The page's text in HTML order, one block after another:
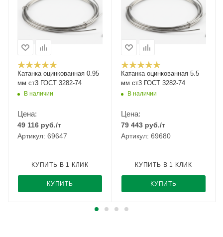
Катанка оцинкованная 0.95
мм ст3 ГОСТ 3282-74
В наличии
Цена:
49 116 руб./т
Артикул: 69647
КУПИТЬ
КУПИТЬ В 1 КЛИК
Катанка оцинкованная 5.5
мм ст3 ГОСТ 3282-74
В наличии
Цена:
79 443 руб./т
Артикул: 69680
КУПИТЬ
КУПИТЬ В 1 КЛИК